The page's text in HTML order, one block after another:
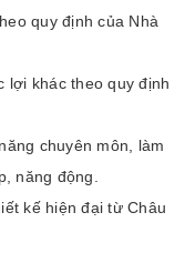
quy định của Nhà
lợi khác theo quy định
chuyên môn, làm
năng động.
kế hiện đại từ Châu